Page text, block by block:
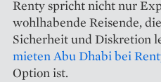
Renty spricht nicht nur
wohlhabende Reisende,
Sicherheit und Diskretion
mieten Abu Dhabi bei
Option ist.